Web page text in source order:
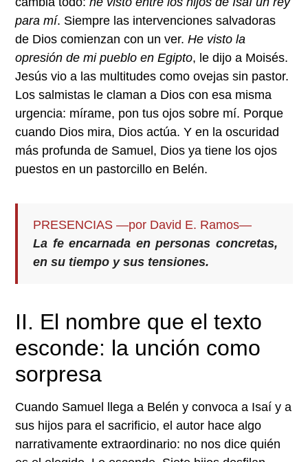
para mí. Siempre las intervenciones salvadoras
de Dios comienzan con un ver.He visto la
opresión de mi pueblo en Egipto, le dijo a Moisés.
Jesús vio a las multitudes como ovejas sin pastor.
Los salmistas le claman a Dios con esa misma
urgencia: mírame, pon tus ojos sobre mí. Porque
cuando Dios mira, Dios actúa. Y en la oscuridad
más profunda de Samuel, Dios ya tiene los ojos
puestos en un pastorcillo en Belén.
PRESENCIAS —por David E. Ramos—
La fe encarnada en personas concretas,
en su tiempo y sus tensiones.
II. El nombre que el texto
esconde: la unción como
sorpresa
Cuando Samuel llega a Belén y convoca a Isaí y a
sus hijos para el sacrificio, el autor hace algo
narrativamente extraordinario: no nos dice quién